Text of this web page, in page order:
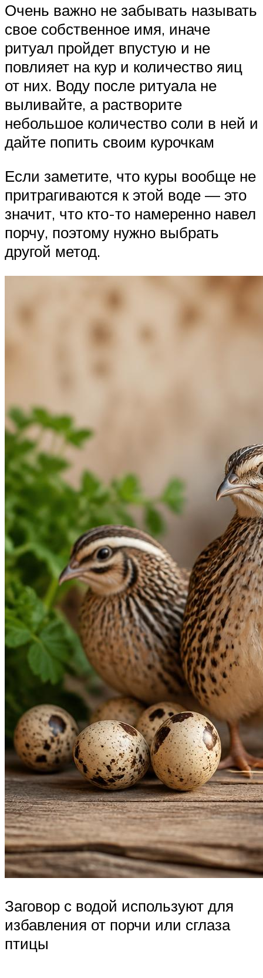
Очень важно не забывать называть
свое собственное имя, иначе
ритуал пройдет впустую и не
повлияет на кур и количество яиц
от них. Воду после ритуала не
выливайте, а растворите
небольшое количество соли в ней и
дайте попить своим курочкам
Если заметите, что куры вообще не
притрагиваются к этой воде — это
значит, что кто-то намеренно навел
порчу, поэтому нужно выбрать
другой метод.
Заговор с водой используют для
избавления от порчи или сглаза
птицы